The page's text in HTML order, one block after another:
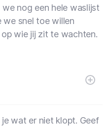
nog een hele waslijst
we snel toe willen
wie jij zit te wachten.
wat er niet klopt. Geef